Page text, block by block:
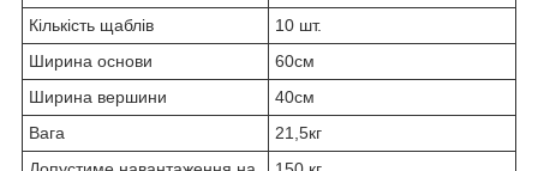
Кількість щаблів
10 шт.
Ширина основи
60см
Ширина вершини
40см
Вага
21,5кг